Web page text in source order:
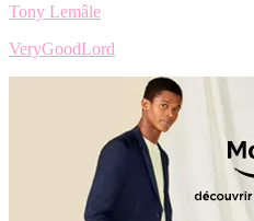
Tony Lemâle
VeryGoodLord